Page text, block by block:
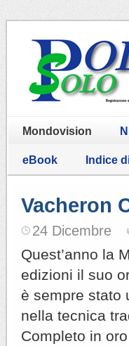
Mondovision
eBook Indice
Vacheron
24 Dicembre
Quest’anno la
edizioni il suo
è sempre stato
nella tecnica
Completo in